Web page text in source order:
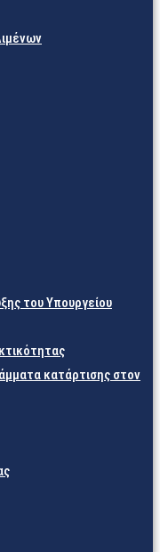
του Υπουργείου
κατάρτισης στον